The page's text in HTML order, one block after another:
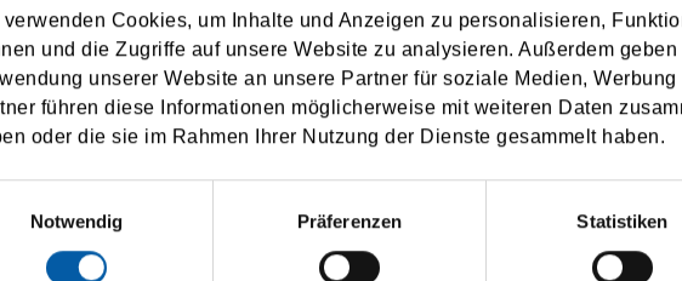
verwenden Cookies, um Inhalte und Anzeigen zu personalisieren,
und die Zugriffe auf unsere Website zu analysieren. Außerdem
unserer Website an unsere Partner für soziale Medien,
führen diese Informationen möglicherweise mit weiteren Daten
oder die sie im Rahmen Ihrer Nutzung der Dienste gesammelt haben.
Notwendig
Präferenzen Statistiken
widerrufen.
Sie willigen der Nutzung Ihrer persönlichen Daten, wie in der